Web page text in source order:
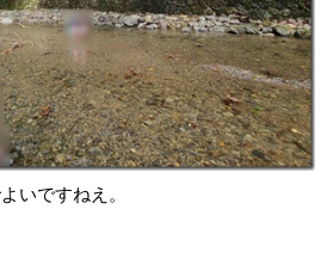
いですねえ。